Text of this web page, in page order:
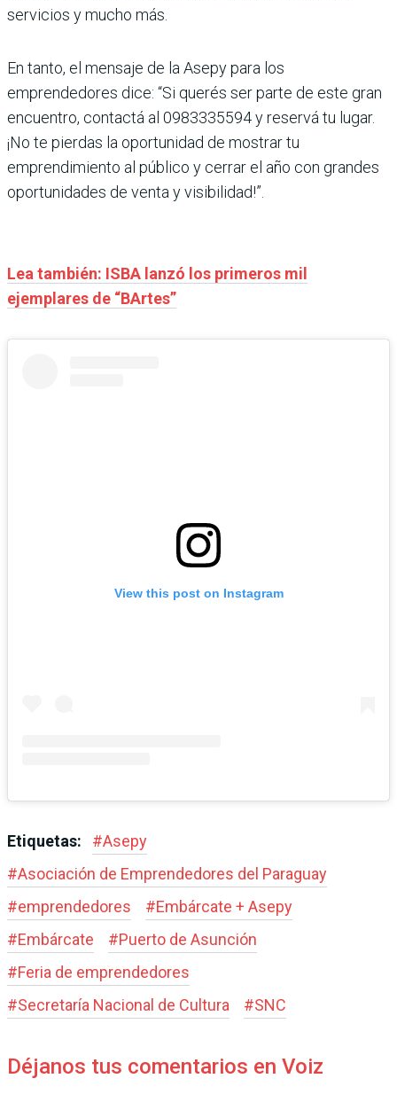
servicios y mucho más.
En tanto, el mensaje de la Asepy para los
emprendedores dice: “Si querés ser parte de este gran
encuentro, contactá al 0983335594 y reservá tu lugar.
¡No te pierdas la oportunidad de mostrar tu
emprendimiento al público y cerrar el año con grandes
oportunidades de venta y visibilidad!”.
Lea también: ISBA lanzó los primeros mil
ejemplares de “BArtes”
View this post on Instagram
Etiquetas: #Asepy
#Asociación de Emprendedores del Paraguay
#emprendedores #Embárcate + Asepy
#Embárcate #Puerto de Asunción
#Feria de emprendedores
#Secretaría Nacional de Cultura #SNC
Déjanos tus comentarios en Voiz